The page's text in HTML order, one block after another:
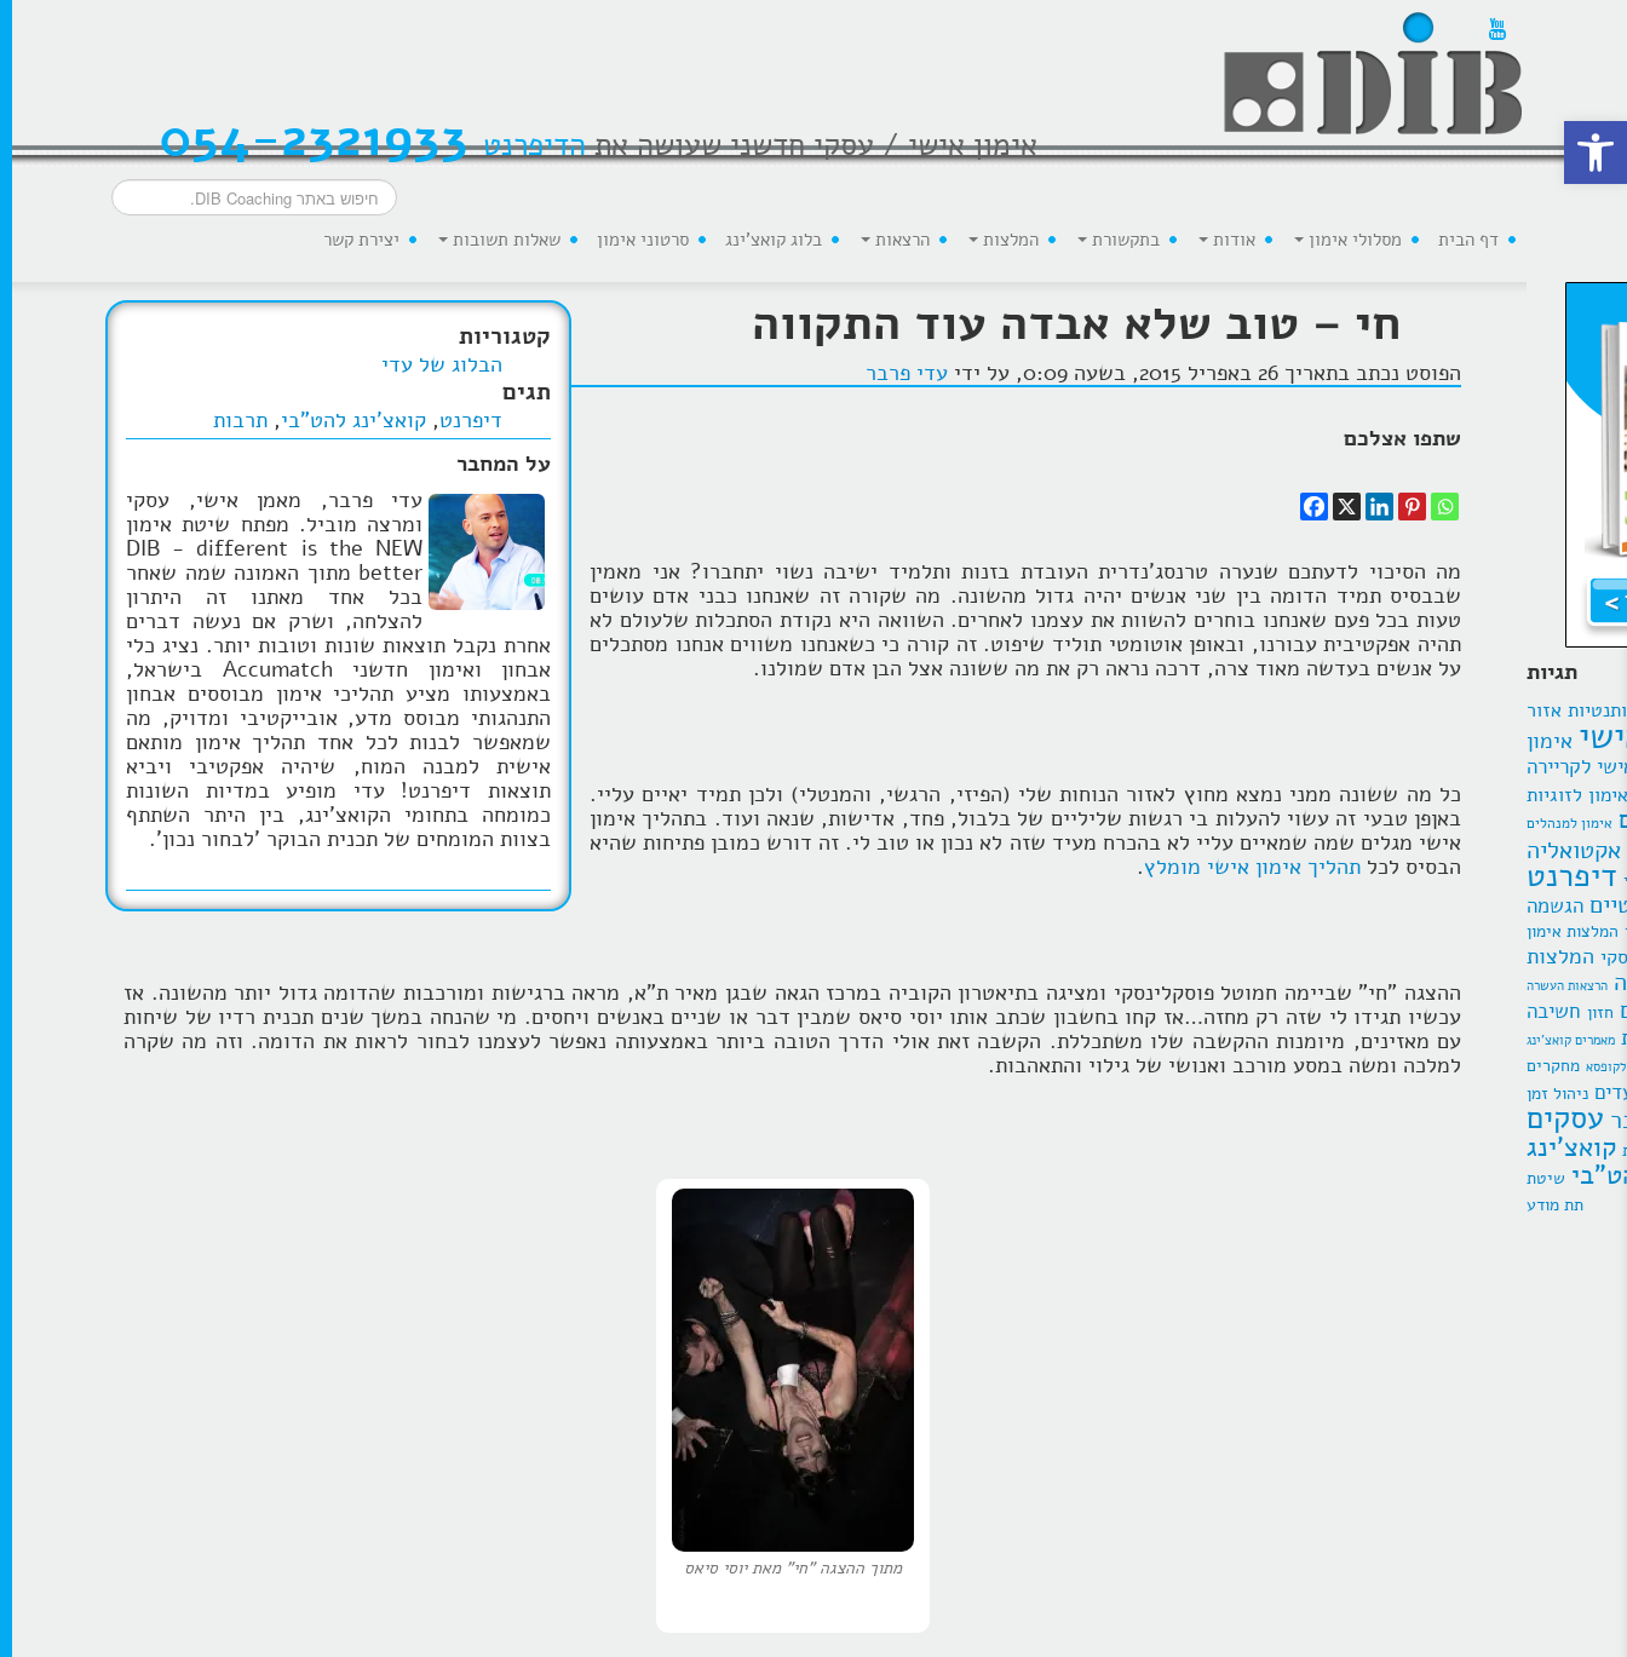
אימון אישי / עסקי חדשני שעושה אתהדיפרנט054-2321933
דף הבית מסלולי אימון אודות בתקשורת המלצות הרצאות בלוג קואצ'ינג סרטוני אימון שאלות תשובות יצירת קשר
תגיות
אזור
אימון
לקריירה
אימון לזוגיות
אימון למנהלים
אקטואליה
דיפרנט
הגשמה
המלצות אימון
המלצות
הרצאות העשרה
חזון חשיבה
מאמרים קואצ'ינג
מחקרים
ניהול זמן
עסקים
קואצ'ינג
תת מודע
קטגוריות
הבלוג של עדי
תגים
דיפרנט, קואצ'ינג להט"בי, תרבות
על המחבר
עדי פרבר, מאמן אישי, עסקי
ומרצה מוביל. מפתח שיטת אימון
DIB - different is the NEW
better מתוך האמונה שמה שאחר
בכל אחד מאתנו זה היתרון
להצלחה, ושרק אם נעשה דברים
אחרת נקבל תוצאות שונות וטובות יותר. נציג כלי
אבחון ואימון חדשני Accumatch בישראל,
באמצעותו מציע תהליכי אימון מבוססים אבחון
התנהגותי מבוסס מדע, אובייקטיבי ומדויק, מה
שמאפשר לבנות לכל אחד תהליך אימון מותאם
אישית למבנה המוח, שיהיה אפקטיבי ויביא
תוצאות דיפרנט! עדי מופיע במדיות השונות
כמומחה בתחומי הקואצ'ינג, בין היתר השתתף
בצוות המומחים של תכנית הבוקר 'לבחור נכון'.
חי – טוב שלא אבדה עוד התקווה
הפוסט נכתב בתאריך 26 באפריל 2015, בשעה 0:09, על ידי עדי פרבר
שתפו אצלכם
מה הסיכוי לדעתכם שנערה טרנסג'נדרית העובדת בזנות ותלמיד ישיבה נשוי יתחברו? אני מאמין
שבבסיס תמיד הדומה בין שני אנשים יהיה גדול מהשונה. מה שקורה זה שאנחנו כבני אדם עושים
טעות בכל פעם שאנחנו בוחרים להשוות את עצמנו לאחרים. השוואה היא נקודת הסתכלות שלעולם לא
תהיה אפקטיבית עבורנו, ובאופן אוטומטי תוליד שיפוט. זה קורה כי כשאנחנו משווים אנחנו מסתכלים
על אנשים בעדשה מאוד צרה, דרכה נראה רק את מה ששונה אצל הבן אדם שמולנו.
כל מה ששונה ממני נמצא מחוץ לאזור הנוחות שלי (הפיזי, הרגשי, והמנטלי) ולכן תמיד יאיים עליי.
באןפן טבעי זה עשוי להעלות בי רגשות שליליים של בלבול, פחד, אדישות, שנאה ועוד. בתהליך אימון
אישי מגלים שמה שמאיים עליי לא בהכרח מעיד שזה לא נכון או טוב לי. זה דורש כמובן פתיחות שהיא
הבסיס לכל תהליך אימון אישי מומלץ.
ההצגה "חי" שביימה חמוטל פוסקלינסקי ומציגה בתיאטרון הקוביה במרכז הגאה שבגן מאיר ת"א, מראה ברגישות ומורכבות שהדומה גדול יותר מהשונה. אז
עכשיו תגידו לי שזה רק מחזה…אז קחו בחשבון שכתב אותו יוסי סיאס שמבין דבר או שניים באנשים ויחסים. מי שהנחה במשך שנים תכנית רדיו של שיחות
עם מאזינים, מיומנות ההקשבה שלו משתכללת. הקשבה זאת אולי הדרך הטובה ביותר באמצעותה נאפשר לעצמנו לבחור לראות את הדומה. וזה מה שקרה
למלכה ומשה במסע מורכב ואנושי של גילוי והתאהבות.
מתוך ההצגה "חי" מאת יוסי סיאס